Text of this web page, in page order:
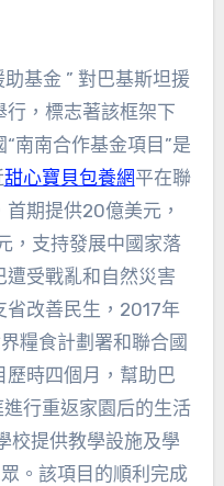
基金 ” 對巴基斯坦援
，標志著該框架下
南南合作基金項目”是
甜心寶貝包養網平在聯
期提供20億美元，
，支持發展中國家落
受戰亂和自然災害
省改善民生，2017年
糧食計劃署和聯合國
歷時四個月，幫助巴
行重返家園后的生活
校提供教學設施及學
。該項目的順利完成